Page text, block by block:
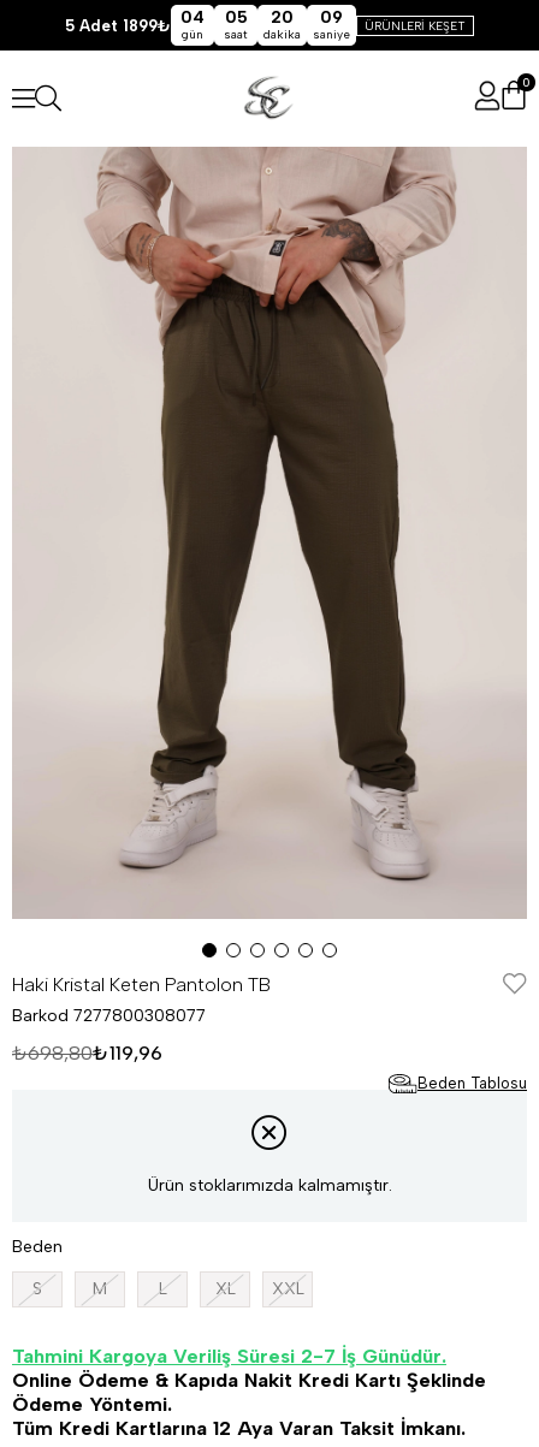
5 Adet 1899₺ 04
gün
05
saat
20
dakika
09
saniye
ÜRÜNLERİ KEŞET
0
Haki Kristal Keten Pantolon TB
Barkod 7277800308077
₺698,80₺119,96
Beden Tablosu
Ürün stoklarımızda kalmamıştır.
Beden
S M L XL XXL
Tahmini Kargoya Veriliş Süresi 2-7 İş Günüdür.
Online Ödeme & Kapıda Nakit Kredi Kartı Şeklinde
Ödeme Yöntemi.
Tüm Kredi Kartlarına 12 Aya Varan Taksit İmkanı.